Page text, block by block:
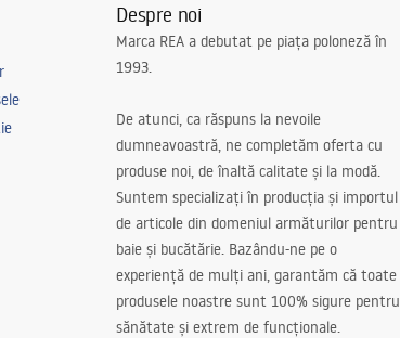
Despre noi
Marca REA a debutat pe piața poloneză în
1993.
De atunci, ca răspuns la nevoile
dumneavoastră, ne completăm oferta cu
produse noi, de înaltă calitate și la modă.
Suntem specializați în producția și importul
de articole din domeniul armăturilor pentru
baie și bucătărie. Bazându-ne pe o
experiență de mulți ani, garantăm că toate
produsele noastre sunt 100% sigure pentru
sănătate și extrem de funcționale.